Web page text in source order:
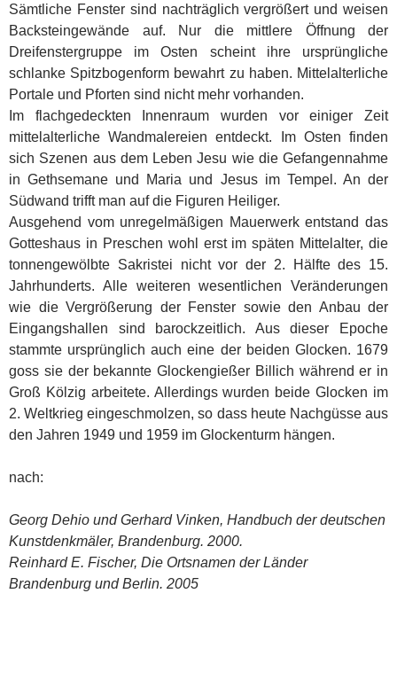
Sämtliche Fenster sind nachträglich vergrößert und weisen
Backsteingewände auf. Nur die mittlere Öffnung der
Dreifenstergruppe im Osten scheint ihre ursprüngliche
schlanke Spitzbogenform bewahrt zu haben. Mittelalterliche
Portale und Pforten sind nicht mehr vorhanden.
Im flachgedeckten Innenraum wurden vor einiger Zeit
mittelalterliche Wandmalereien entdeckt. Im Osten finden
sich Szenen aus dem Leben Jesu wie die Gefangennahme
in Gethsemane und Maria und Jesus im Tempel. An der
Südwand trifft man auf die Figuren Heiliger.
Ausgehend vom unregelmäßigen Mauerwerk entstand das
Gotteshaus in Preschen wohl erst im späten Mittelalter, die
tonnengewölbte Sakristei nicht vor der 2. Hälfte des 15.
Jahrhunderts. Alle weiteren wesentlichen Veränderungen
wie die Vergrößerung der Fenster sowie den Anbau der
Eingangshallen sind barockzeitlich. Aus dieser Epoche
stammte ursprünglich auch eine der beiden Glocken. 1679
goss sie der bekannte Glockengießer Billich während er in
Groß Kölzig arbeitete. Allerdings wurden beide Glocken im
2. Weltkrieg eingeschmolzen, so dass heute Nachgüsse aus
den Jahren 1949 und 1959 im Glockenturm hängen.
nach:
Georg Dehio und Gerhard Vinken, Handbuch der deutschen
Kunstdenkmäler, Brandenburg. 2000.
Reinhard E. Fischer, Die Ortsnamen der Länder
Brandenburg und Berlin. 2005